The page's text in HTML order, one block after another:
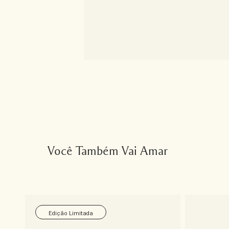
Você Também Vai Amar
Edição Limitada